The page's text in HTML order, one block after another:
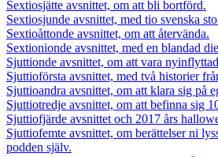
Sextiosjätte avsnittet, om att bli bortförd.
Sextiosjunde avsnittet, med tio svenska
Sextioåttonde avsnittet, om att återvända.
Sextionionde avsnittet, med en blandad
Sjuttionde avsnittet, om att vara
Sjuttioförsta avsnittet, med två historier
Sjuttioandra avsnittet, om att klara sig på
Sjuttiotredje avsnittet, om att befinna sig
Sjuttiofjärde avsnittet och 2017 års
Sjuttiofemte avsnittet, om berättelser ni
podden själv.